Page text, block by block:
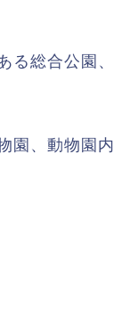
る総合公園、
園、動物園内